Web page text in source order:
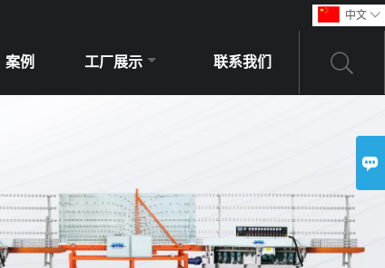
中文 
案例 工厂展示 联系我们
